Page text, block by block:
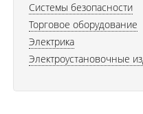
Системы безопасности
Торговое оборудование
Электрика
Электроустановочные